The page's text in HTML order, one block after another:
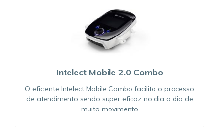
Intelect Mobile 2.0 Combo
O eficiente Intelect Mobile Combo facilita o processo
de atendimento sendo super eficaz no dia a dia de
muito movimento